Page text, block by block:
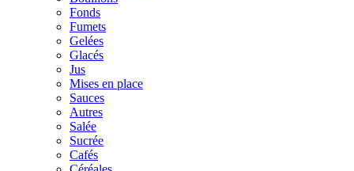
Fonds
Fumets
Gelées
Glacés
Jus
Mises en place
Sauces
Autres
Salée
Sucrée
Cafés